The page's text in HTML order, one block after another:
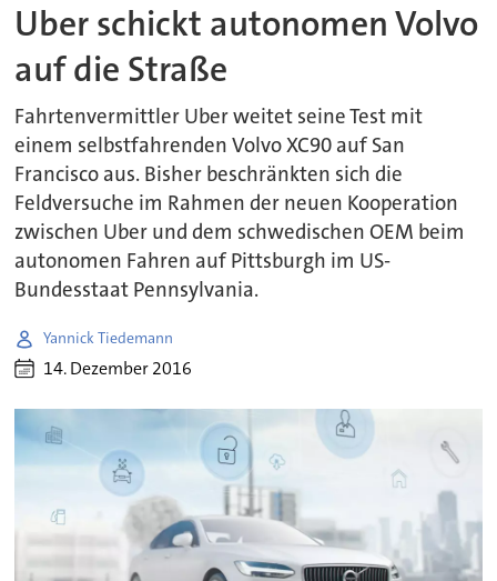
Uber schickt autonomen Volvo
auf die Straße
Fahrtenvermittler Uber weitet seine Test mit
einem selbstfahrenden Volvo XC90 auf San
Francisco aus. Bisher beschränkten sich die
Feldversuche im Rahmen der neuen Kooperation
zwischen Uber und dem schwedischen OEM beim
autonomen Fahren auf Pittsburgh im US-
Bundesstaat Pennsylvania.
Yannick Tiedemann
14. Dezember 2016